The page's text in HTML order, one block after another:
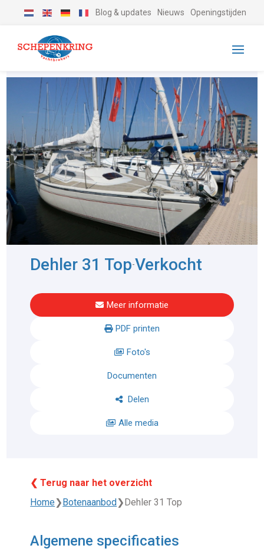
Blog & updates Nieuws Openingstijden
Dehler 31 Top-Verkocht
Meer informatie
PDF printen
Foto's
Documenten
Delen
Alle media
❮ Terug naar het overzicht
Home❯Botenaanbod❯Dehler 31 Top
Algemene specificaties